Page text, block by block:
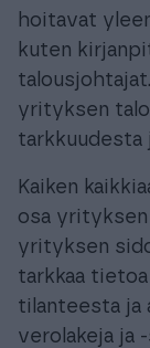
hoitavat
kuten
yrityksen
tarkkuudesta
Kaiken
osa yrityksen
yrityksen
tarkkaa
tilanteesta ja
verolakeja ja